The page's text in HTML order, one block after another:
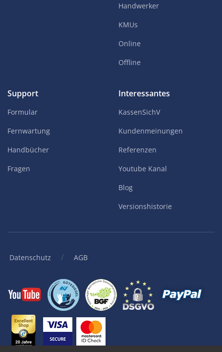
Handwerker
KMUs
Online
Offline
Support
Formular
Fernwartung
Handbücher
Fragen
Interessantes
KassenSichV
Kundenmeinungen
Referenzen
Youtube Kanal
Blog
Versionshistorie
Datenschutz / AGB